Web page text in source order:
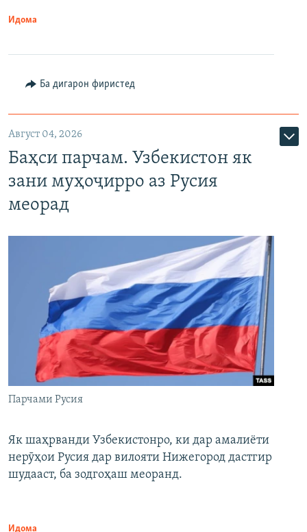
Идома
Ба дигарон фиристед
Август 04, 2026
Баҳси парчам. Узбекистон як
зани муҳоҷирро аз Русия
меорад
Парчами Русия
Як шаҳрванди Узбекистонро, ки дар амалиёти
нерӯҳои Русия дар вилояти Нижегород дастгир
шудааст, ба зодгоҳаш меоранд.
Идома